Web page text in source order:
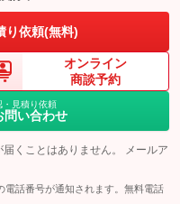
り依頼(無料)
オンライン
商談予約
・見積り依頼
問い合わせ
くことはありません。 メールア
話番号が通知されます。無料電話